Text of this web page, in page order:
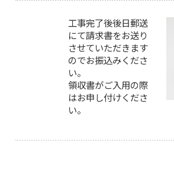
工事完了後後日郵送
にて請求書をお送り
させていただきます
のでお振込みくださ
い。
領収書がご入用の際
はお申し付けくださ
い。